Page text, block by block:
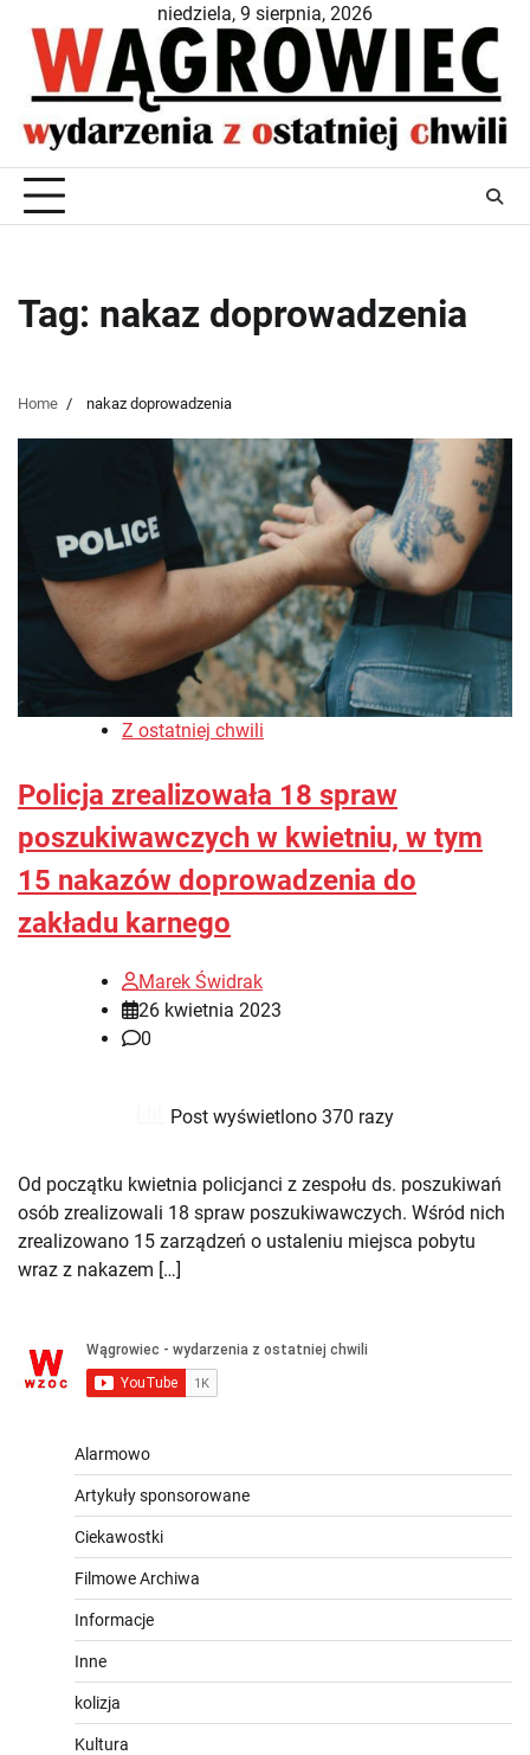
content
niedziela, 9 sierpnia, 2026
Tag: nakaz doprowadzenia
Home nakaz doprowadzenia
Z ostatniej chwili
Policja zrealizowała 18 spraw
poszukiwawczych w kwietniu, w tym
15 nakazów doprowadzenia do
zakładu karnego
Marek Świdrak
26 kwietnia 2023
0
Post wyświetlono 370 razy
Od początku kwietnia policjanci z zespołu ds. poszukiwań
osób zrealizowali 18 spraw poszukiwawczych. Wśród nich
zrealizowano 15 zarządzeń o ustaleniu miejsca pobytu
wraz z nakazem […]
Alarmowo
Artykuły sponsorowane
Ciekawostki
Filmowe Archiwa
Informacje
Inne
kolizja
Kultura